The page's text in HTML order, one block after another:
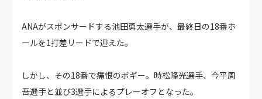
ANAがスポンサードする池田勇太選手が、最終日の18番ホ
ールを1打差リードで迎えた。
しかし、その18番で痛恨のボギー。時松隆光選手、今平周
吾選手と並び3選手によるプレーオフとなった。